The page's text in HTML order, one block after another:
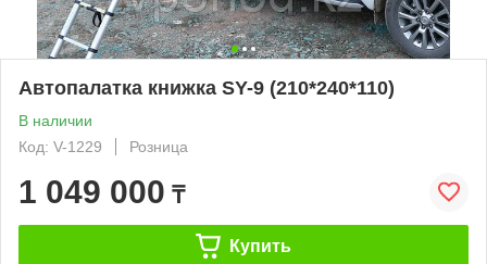
Автопалатка книжка SY-9 (210*240*110)
В наличии
Код: V-1229
Розница
1 049 000 ₸
Купить